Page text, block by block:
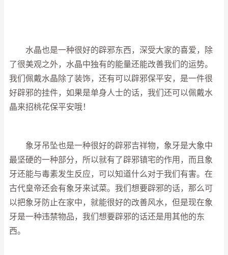
水晶也是一种很好的辟邪东西，深受大家的喜爱，除
了很美观之外，水晶中独有的能量还能改善我们的运势。
我们佩戴水晶除了装饰，还有可以辟邪保平安，是一件很
好辟邪的挂件，如果是单身人士的话，我们还可以佩戴水
晶来招桃花保平安哦！
象牙吊坠也是一种很好的辟邪吉祥物，象牙是大象中
最坚硬的一种部分，所以就有了辟邪镇宅的作用，而且象
牙还能与毒素发生反应，可以知道什么对于我们有害。在
古代皇帝还会有象牙来试菜。我们想要辟邪的话，那么可
以把象牙防止在家中，就能很好的改善风水，但是现在象
牙是一种违禁物品，我们想要辟邪的话还是用其他的东
西。